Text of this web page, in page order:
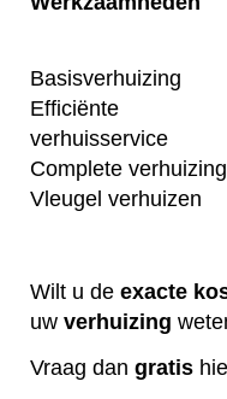
Basisverhuizing
Efficiënte
verhuisservice
Complete verhuizing
Vleugel verhuizen
Wilt u de exacte
uw verhuizing
Vraag dan gratis